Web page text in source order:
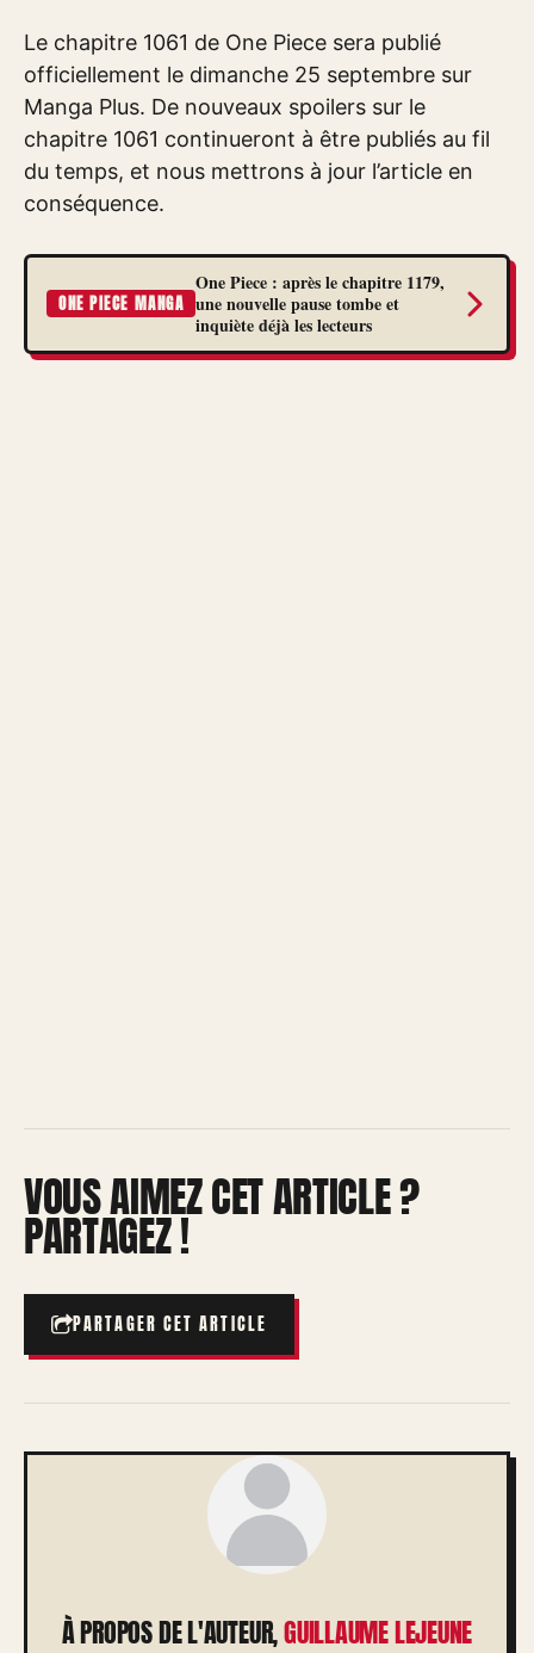
Le chapitre 1061 de One Piece sera publié
officiellement le dimanche 25 septembre sur
Manga Plus. De nouveaux spoilers sur le
chapitre 1061 continueront à être publiés au fil
du temps, et nous mettrons à jour l’article en
conséquence.
ONE PIECE MANGA
One Piece : après le chapitre 1179,
une nouvelle pause tombe et
inquiète déjà les lecteurs
VOUS AIMEZ CET ARTICLE ?
PARTAGEZ !
PARTAGER CET ARTICLE
À PROPOS DE L'AUTEUR,GUILLAUME LEJEUNE